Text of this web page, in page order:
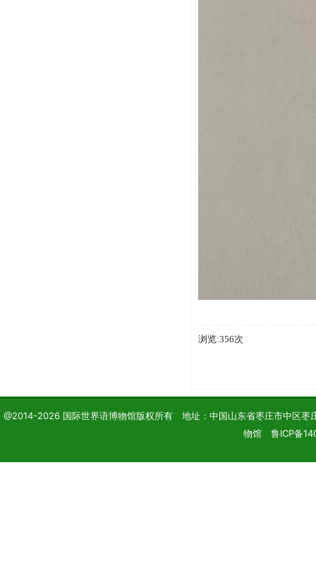
浏览:356次
@2014-2026 国际世界语博物馆版权所有 地址：中国山东省枣庄市中区
物馆 鲁ICP备